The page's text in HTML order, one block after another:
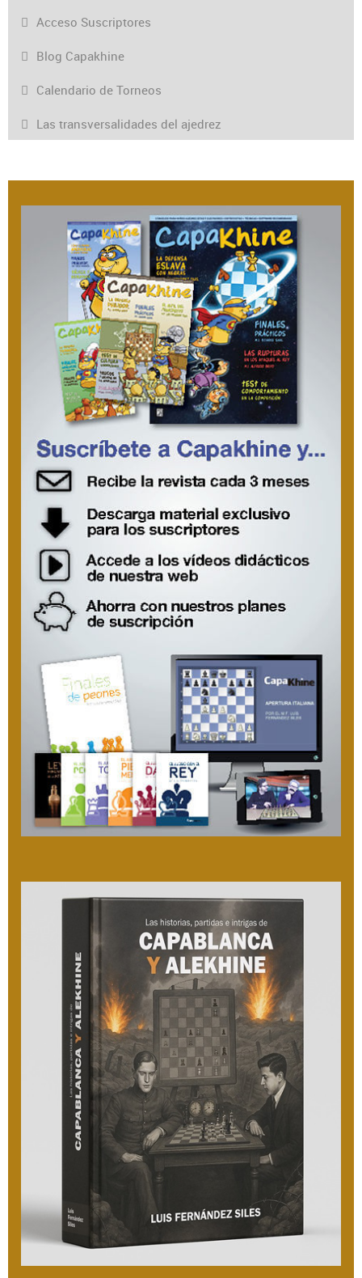
Acceso Suscriptores
Blog Capakhine
Calendario de Torneos
Las transversalidades del ajedrez